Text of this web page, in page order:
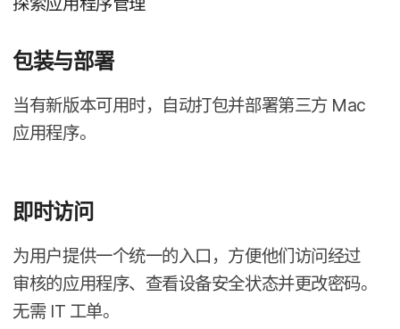
包装​与​部署
当​有​新​版本​可​用​时，​自动​打​包​并​部署​第三​方Mac
应用​程序。
即时​访问
为​用户​提供​一​个​统一​的​入口，​方便​他们​访问​经过​
审核​的​应用​程序、​查看​设备​安全​状态​并​更​改密码。​
无需IT 工单。